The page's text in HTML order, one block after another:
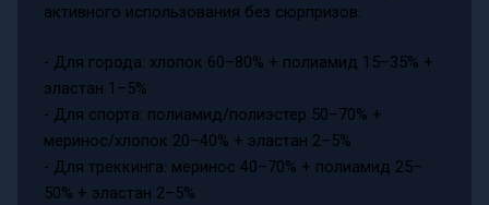
активного использования без сюрпризов.
- Для города: хлопок 60–80% + полиамид 15–35% +
эластан 1–5%
- Для спорта: полиамид/полиэстер 50–70% +
меринос/хлопок 20–40% + эластан 2–5%
- Для треккинга: меринос 40–70% + полиамид 25–
50% + эластан 2–5%